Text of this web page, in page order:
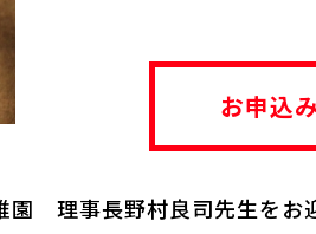
お申込
園 理事長野村良司先生をお